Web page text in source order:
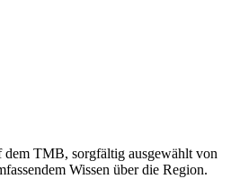
dem TMB, sorgfältig ausgewählt von
Wissen über die Region.